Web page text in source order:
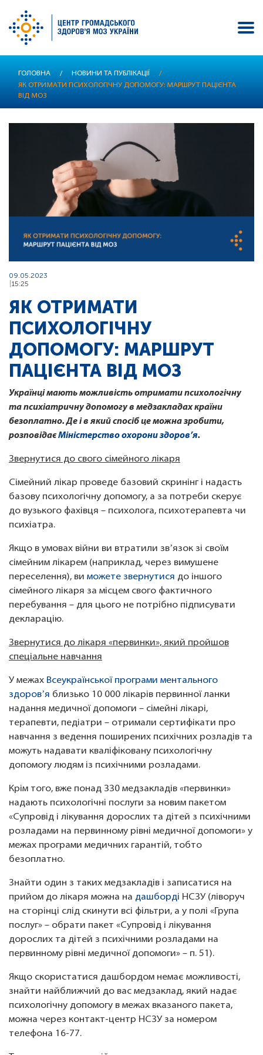
ГОЛОВНА / НОВИНИ ТА ПУБЛІКАЦІЇ
/
ЯК ОТРИМАТИ ПСИХОЛОГІЧНУ ДОПОМОГУ: МАРШРУТ ПАЦІЄНТА
ВІД МОЗ
09.05.2023
15:25
ЯК ОТРИМАТИ
ПСИХОЛОГІЧНУ
ДОПОМОГУ: МАРШРУТ
ПАЦІЄНТА ВІД МОЗ
Українці мають можливість отримати психологічну
та психіатричну допомогу в медзакладах країни
безоплатно. Де і в який спосіб це можна зробити,
розповідаєМіністерство охорони здоров’я.
Звернутися до свого сімейного лікаря
Сімейний лікар проведе базовий скринінг і надасть
базову психологічну допомогу, а за потреби скерує
до вузького фахівця – психолога, психотерапевта чи
психіатра.
Якщо в умовах війни ви втратили звʼязок зі своїм
сімейним лікарем (наприклад, через вимушене
переселення), ви можете звернутися до іншого
сімейного лікаря за місцем свого фактичного
перебування – для цього не потрібно підписувати
декларацію.
Звернутися до лікаря «первинки», який пройшов
спеціальне навчання
У межах Всеукраїнської програми ментального
здоровʼя близько 10 000 лікарів первинної ланки
надання медичної допомоги – сімейні лікарі,
терапевти, педіатри – отримали сертифікати про
навчання з ведення поширених психічних розладів та
можуть надавати кваліфіковану психологічну
допомогу людям із психічними розладами.
Крім того, вже понад 330 медзакладів «первинки»
надають психологічні послуги за новим пакетом
«Супровід і лікування дорослих та дітей з психічними
розладами на первинному рівні медичної допомоги» у
межах програми медичних гарантій, тобто
безоплатно.
Знайти один з таких медзакладів і записатися на
прийом до лікаря можна на дашборді НСЗУ (ліворуч
на сторінці слід скинути всі фільтри, а у полі «Група
послуг» – обрати пакет «Супровід і лікування
дорослих та дітей з психічними розладами на
первинному рівні медичної допомоги» – п. 51).
Якщо скористатися дашбордом немає можливості,
знайти найближчий до вас медзаклад, який надає
психологічну допомогу в межах вказаного пакета,
можна через контакт-центр НСЗУ за номером
телефона 16-77.